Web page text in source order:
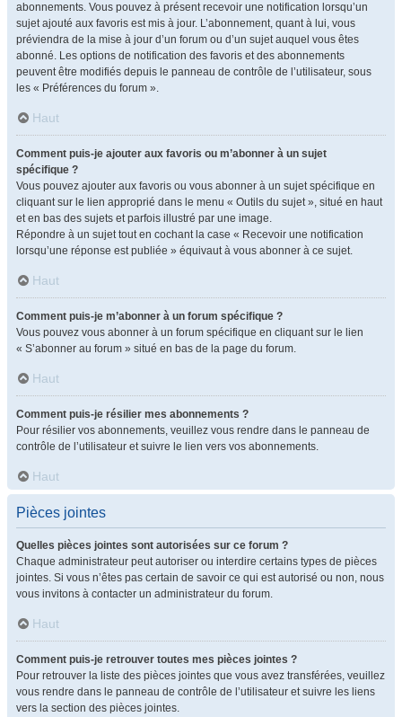
abonnements. Vous pouvez à présent recevoir une notification lorsqu’un
sujet ajouté aux favoris est mis à jour. L’abonnement, quant à lui, vous
préviendra de la mise à jour d’un forum ou d’un sujet auquel vous êtes
abonné. Les options de notification des favoris et des abonnements
peuvent être modifiés depuis le panneau de contrôle de l’utilisateur, sous
les « Préférences du forum ».
Haut
Comment puis-je ajouter aux favoris ou m’abonner à un sujet
spécifique ?
Vous pouvez ajouter aux favoris ou vous abonner à un sujet spécifique en
cliquant sur le lien approprié dans le menu « Outils du sujet », situé en haut
et en bas des sujets et parfois illustré par une image.
Répondre à un sujet tout en cochant la case « Recevoir une notification
lorsqu’une réponse est publiée » équivaut à vous abonner à ce sujet.
Haut
Comment puis-je m’abonner à un forum spécifique ?
Vous pouvez vous abonner à un forum spécifique en cliquant sur le lien
« S’abonner au forum » situé en bas de la page du forum.
Haut
Comment puis-je résilier mes abonnements ?
Pour résilier vos abonnements, veuillez vous rendre dans le panneau de
contrôle de l’utilisateur et suivre le lien vers vos abonnements.
Haut
Pièces jointes
Quelles pièces jointes sont autorisées sur ce forum ?
Chaque administrateur peut autoriser ou interdire certains types de pièces
jointes. Si vous n’êtes pas certain de savoir ce qui est autorisé ou non, nous
vous invitons à contacter un administrateur du forum.
Haut
Comment puis-je retrouver toutes mes pièces jointes ?
Pour retrouver la liste des pièces jointes que vous avez transférées, veuillez
vous rendre dans le panneau de contrôle de l’utilisateur et suivre les liens
vers la section des pièces jointes.